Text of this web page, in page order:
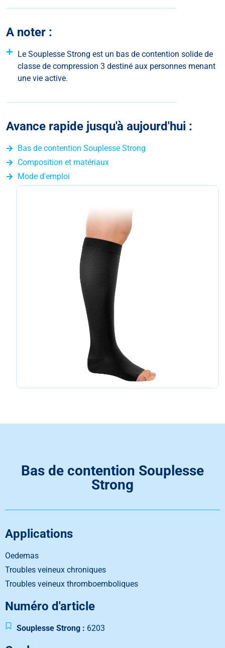
A noter :
Le Souplesse Strong est un bas de contention solide de
classe de compression 3 destiné aux personnes menant
une vie active.
Avance rapide jusqu'à aujourd'hui :
Bas de contention Souplesse Strong
Composition et matériaux
Mode d'emploi
Bas de contention Souplesse
Strong
Applications
Oedemas
Troubles veineux chroniques
Troubles veineux thromboemboliques
Numéro d'article
Souplesse Strong : 6203